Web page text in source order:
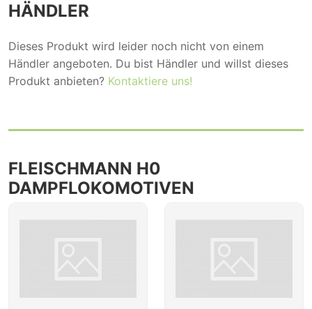
HÄNDLER
Dieses Produkt wird leider noch nicht von einem
Händler angeboten. Du bist Händler und willst dieses
Produkt anbieten? Kontaktiere uns!
FLEISCHMANN H0
DAMPFLOKOMOTIVEN